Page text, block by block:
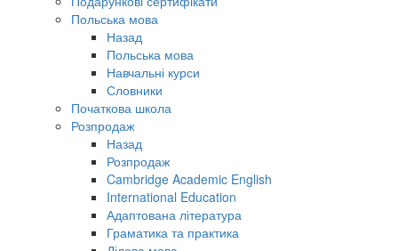
Польська мова
Назад
Польська мова
Навчальні курси
Словники
Початкова школа
Розпродаж
Назад
Розпродаж
Cambridge Academic English
International Education
Адаптована література
Граматика та практика